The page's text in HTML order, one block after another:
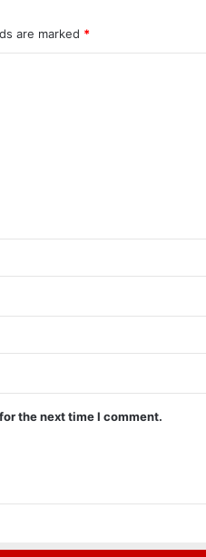
are marked *
the next time I comment.